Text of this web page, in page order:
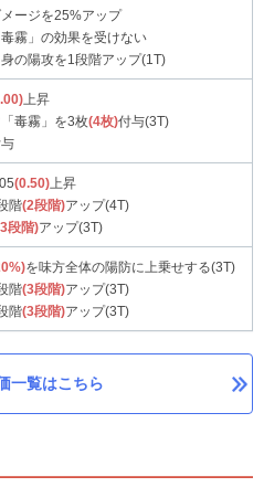
ージを25%アップ
霧」の効果を受けない
の陽攻を1段階アップ(1T)
上昇
毒霧」を3枚(4枚)付与(3T)
(0.50) 上昇
階(2段階)アップ(4T)
段階)アップ(3T)
を味方全体の陽防に上乗せする(3T)
階(3段階)アップ(3T)
階(3段階)アップ(3T)
一覧はこちら